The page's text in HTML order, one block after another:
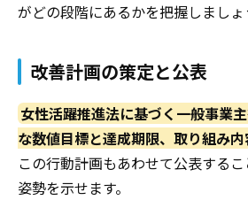
がどの段階にあるかを把握しましょ
改善計画の策定と公表
女性活躍推進法に基づく一般事業
な数値目標と達成期限、取り組み
この行動計画もあわせて公表する
姿勢を示せます。